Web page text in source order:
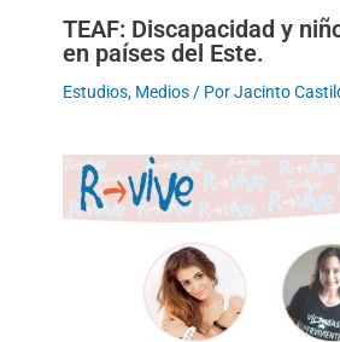
TEAF: Discapacidad y
en países del Este.
Estudios, Medios/ PorJacinto